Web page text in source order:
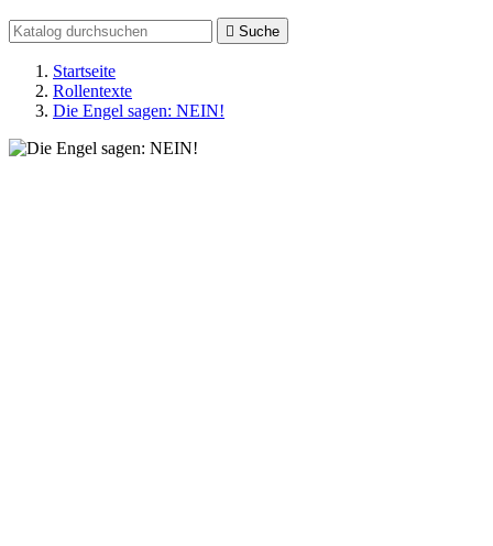
 Suche
Startseite
Rollentexte
Die Engel sagen: NEIN!